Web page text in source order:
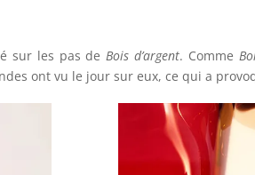
sur les pas deBois d’argent. Comme
ont vu le jour sur eux, ce qui a